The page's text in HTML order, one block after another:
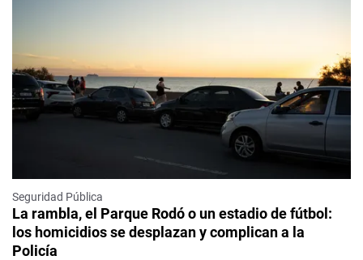
Seguridad Pública
La rambla, el Parque Rodó o un estadio de fútbol:
los homicidios se desplazan y complican a la
Policía